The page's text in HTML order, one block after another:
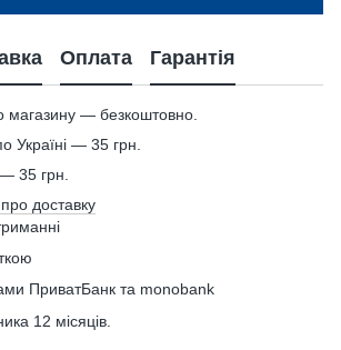
Оплата Гарантія
магазину — безкоштовно.
— 35 грн.
35 грн.
доставку
ПриватБанк та monobank
12 місяців.